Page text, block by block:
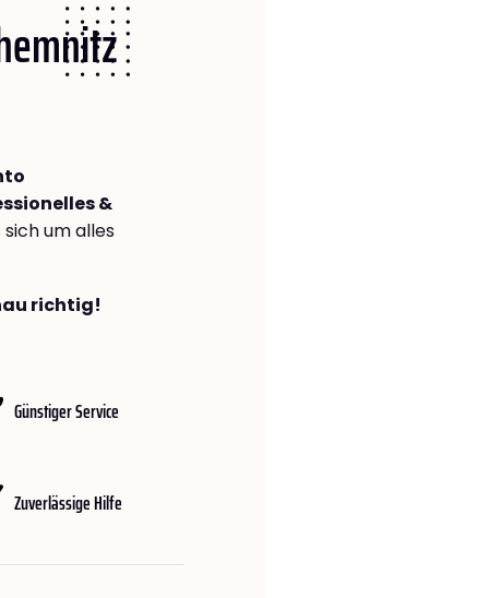
&
sich um alles
richtig!
Günstiger Service
Zuverlässige Hilfe